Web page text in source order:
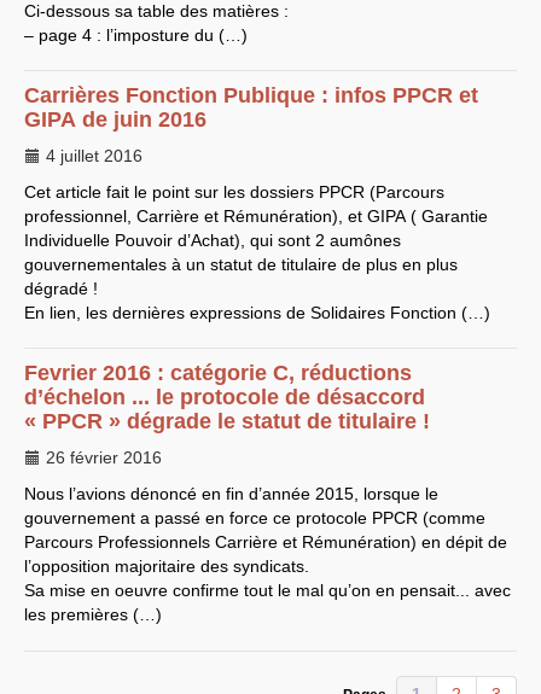
Instances duCNRS
Archives
CCP 2011
CoNRS 2008
CT2012
C.S.du CNRS 2014
CA2013
CAP
2005
CAP2008
CAP2011
Conseil d’administration :
CT2011 - 2014
CT
2015-2018
CT- CAP CCP2014
Sections du Comité
Scientifique - CoNRS
Année 2025
Année 2024
Année 2023
Année 2022
Année 2021
Année 2020
Année 2019
Ci-dessous sa table des matières :
– page 4 : l’imposture du (…)
Carrières Fonction Publique : infos PPCR et
GIPA de juin 2016
4 juillet 2016
Cet article fait le point sur les dossiers PPCR (Parcours
professionnel, Carrière et Rémunération), et GIPA ( Garantie
Individuelle Pouvoir d’Achat), qui sont 2 aumônes
gouvernementales à un statut de titulaire de plus en plus
dégradé !
En lien, les dernières expressions de Solidaires Fonction (…)
Fevrier 2016 : catégorie C, réductions
d’échelon ... le protocole de désaccord
« PPCR » dégrade le statut de titulaire !
26 février 2016
Nous l’avions dénoncé en fin d’année 2015, lorsque le
gouvernement a passé en force ce protocole PPCR (comme
Parcours Professionnels Carrière et Rémunération) en dépit de
l’opposition majoritaire des syndicats.
Sa mise en oeuvre confirme tout le mal qu’on en pensait... avec
les premières (…)